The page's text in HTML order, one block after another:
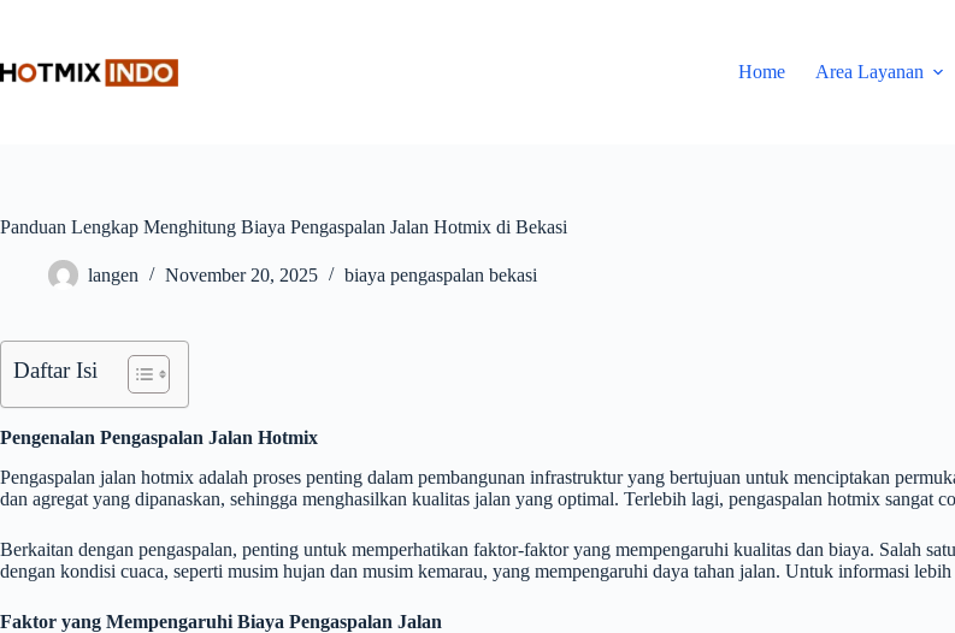
Home
Area Layanan
Panduan Lengkap Menghitung Biaya Pengaspalan Jalan Hotmix di Bekasi
langen November 20, 2025 biaya pengaspalan bekasi
Daftar Isi
Pengenalan Pengaspalan Jalan Hotmix
Pengaspalan jalan hotmix adalah proses penting dalam pembangunan infrastruktur yang bertujuan untuk menciptakan
dan agregat yang dipanaskan, sehingga menghasilkan kualitas jalan yang optimal. Terlebih lagi, pengaspalan hotmix
Berkaitan dengan pengaspalan, penting untuk memperhatikan faktor-faktor yang mempengaruhi kualitas dan biaya. Salah
dengan kondisi cuaca, seperti musim hujan dan musim kemarau, yang mempengaruhi daya tahan jalan. Untuk informasi
Faktor yang Mempengaruhi Biaya Pengaspalan Jalan